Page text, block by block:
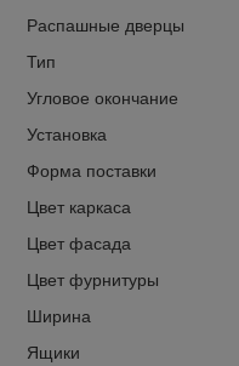
Распашные дверцы
Тип
Угловое окончание
Установка
Форма поставки
Цвет каркаса
Цвет фасада
Цвет фурнитуры
Ширина
Ящики